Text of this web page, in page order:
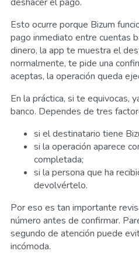
Esto ocurre porque Bizum
pago inmediato entre cuentas
dinero, la app te muestra el
normalmente, te pide una
aceptas, la operación queda
En la práctica, si te equivocas,
banco. Dependes de tres
si el destinatario tiene
si la operación aparece
completada;
si la persona que ha
devolvértelo.
Por eso es tan importante
número antes de confirmar.
segundo de atención puede
incómoda.